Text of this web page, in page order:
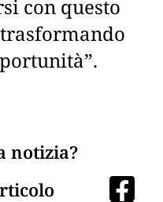
con questo
notizia?